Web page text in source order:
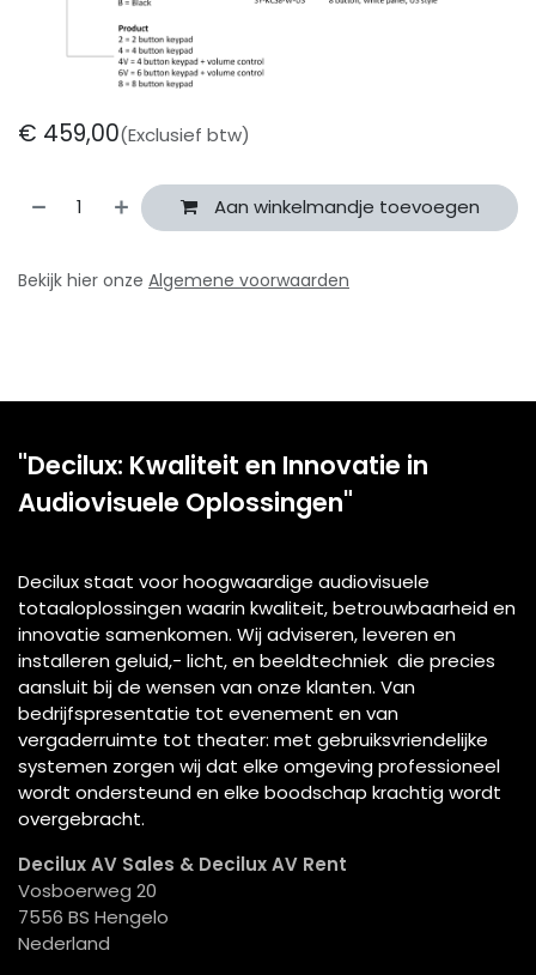
€ 459,00(Exclusief btw)
Aan winkelmandje toevoegen
Bekijk hier onze Algemene voorwaarden
"Decilux: Kwaliteit en Innovatie in
Audiovisuele Oplossingen"
Decilux staat voor hoogwaardige audiovisuele
totaaloplossingen waarin kwaliteit, betrouwbaarheid en
innovatie samenkomen. Wij adviseren, leveren en
installeren geluid,- licht, en beeldtechniek die precies
aansluit bij de wensen van onze klanten. Van
bedrijfspresentatie tot evenement en van
vergaderruimte tot theater: met gebruiksvriendelijke
systemen zorgen wij dat elke omgeving professioneel
wordt ondersteund en elke boodschap krachtig wordt
overgebracht.
Decilux AV Sales & Decilux AV Rent
Vosboerweg 20
7556 BS Hengelo
Nederland